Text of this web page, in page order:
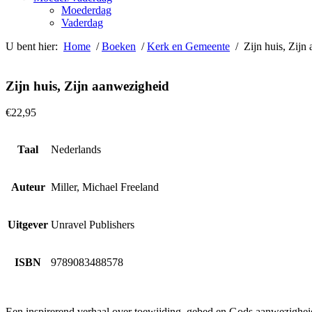
Moederdag
Vaderdag
U bent hier: Home /Boeken /Kerk en Gemeente / Zijn huis, Zijn
Zijn huis, Zijn aanwezigheid
€22,95
Taal Nederlands
Auteur Miller, Michael Freeland
Uitgever Unravel Publishers
ISBN 9789083488578